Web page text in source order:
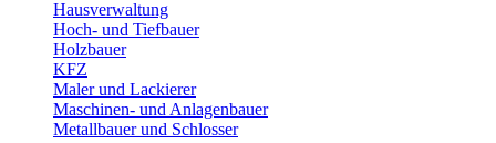
Hausverwaltung
Hoch- und Tiefbauer
Holzbauer
KFZ
Maler und Lackierer
Maschinen- und Anlagenbauer
Metallbauer und Schlosser